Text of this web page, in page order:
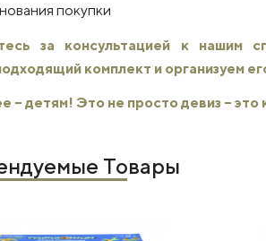
покупки
за консультацией к нашим
комплект и организуем
– детям! Это не просто девиз –
Товары